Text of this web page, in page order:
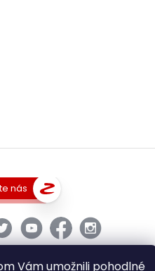
Vám umožnili pohodlné
nás